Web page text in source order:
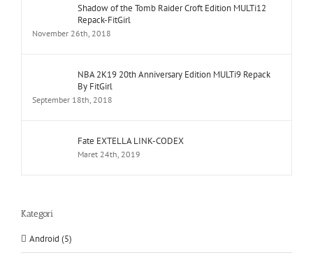
Shadow of the Tomb Raider Croft Edition MULTi12
Repack-FitGirl
November 26th, 2018
NBA 2K19 20th Anniversary Edition MULTi9 Repack
By FitGirl
September 18th, 2018
Fate EXTELLA LINK-CODEX
Maret 24th, 2019
Kategori
Android (5)